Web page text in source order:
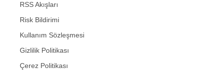
RSS Akışları
Risk Bildirimi
Kullanım Sözleşmesi
Gizlilik Politikası
Çerez Politikası